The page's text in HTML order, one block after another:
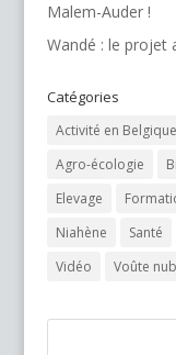
Malem-Auder !
Wandé : le projet
Catégories
Activité en Belgique
Agro-écologie
Elevage
Niahène
Santé
Vidéo
Voûte